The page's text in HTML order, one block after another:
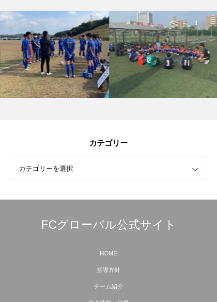
カテゴリー
カテゴリーを選択
FCグローバル公式サイト
HOME
指導方針
チーム紹介